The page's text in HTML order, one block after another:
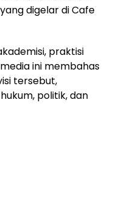
digelar di Cafe
praktisi
ini membahas
tersebut,
politik, dan